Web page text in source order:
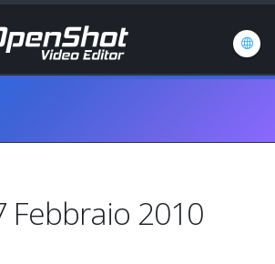
Febbraio 2010